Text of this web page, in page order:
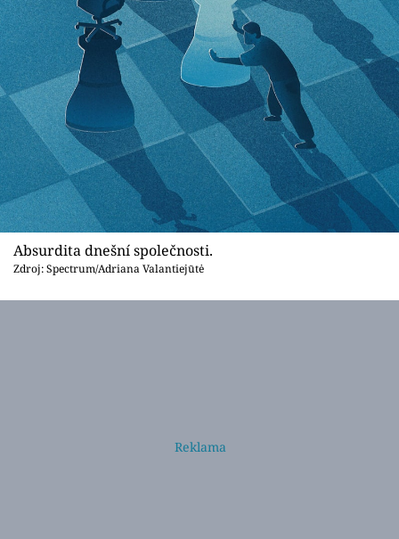
Absurdita dnešní společnosti.
Zdroj: Spectrum/Adriana Valantiejūtė